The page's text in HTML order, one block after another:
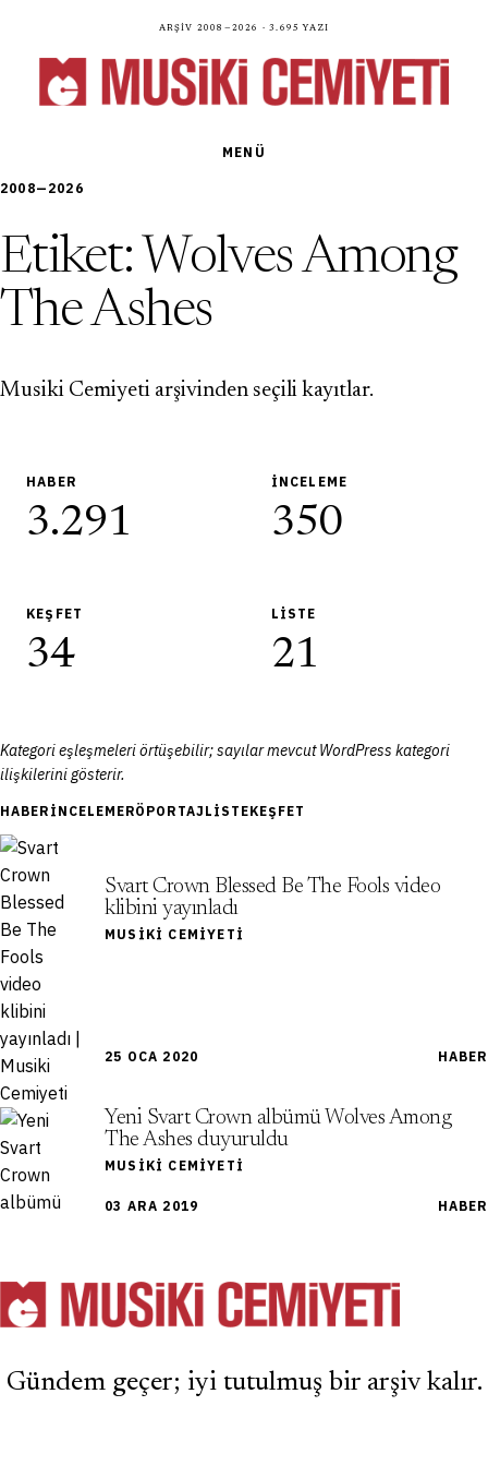
Arşiv 2008—2026 · 3.695 yazı
MENÜ
2008—2026
Etiket: Wolves Among
The Ashes
Musiki Cemiyeti arşivinden seçili kayıtlar.
HABER
3.291
İNCELEME
350
KEŞFET
34
LISTE
21
Kategori eşleşmeleri örtüşebilir; sayılar mevcut WordPress kategori
ilişkilerini gösterir.
HABER İNCELEMERÖPORTAJ LISTEKEŞFET
25 OCA 2020
Svart Crown Blessed Be The Fools video
klibini yayınladı
MUSIKI CEMIYETI
HABER
03 ARA 2019
Yeni Svart Crown albümü Wolves Among
The Ashes duyuruldu
MUSIKI CEMIYETI
HABER
Gündem geçer; iyi tutulmuş bir arşiv kalır.